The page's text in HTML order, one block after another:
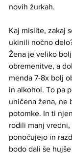
novih žurkah.
Kaj mislite, zakaj
ukinili nočno
Žena je veliko
obremenitve, a
menda 7-8x bolj
in alkohol. To pa
uničena žena, ne
potomke. In ti
rodili manj vredni,
ponočujejo in
bodo dali še